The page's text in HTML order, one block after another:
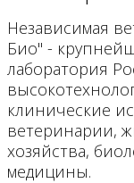
Независимая
Био" -
лаборатория
клинические
ветеринарии,
хозяйства,
медицины.